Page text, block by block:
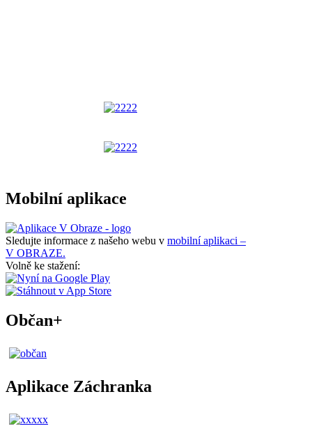
Mobilní aplikace
Sledujte informace z našeho webu v mobilní aplikaci –
V OBRAZE.
Volně ke stažení:
Občan+
Aplikace Záchranka